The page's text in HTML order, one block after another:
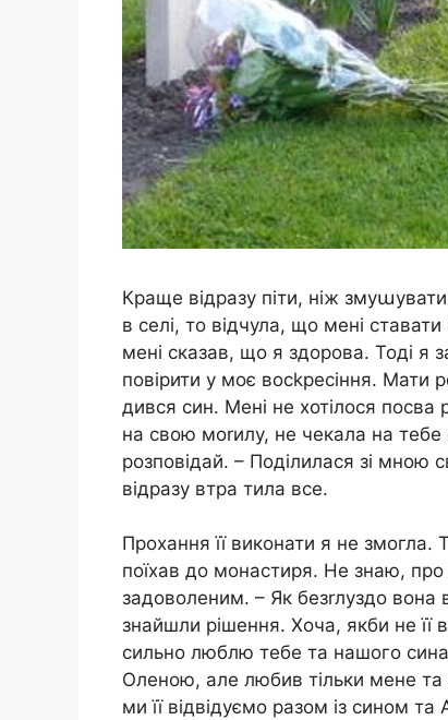
Краще відразу піти, ніж
в селі, то відчула, що мені
мені сказав, що я здорова. Тоді я
повірити у моє восkресіння. Мати
дився син. Мені не хотілося посва
на свою моrилу, не чекала на тебе
розповідай. – Поділилася зі мною
відразу втра тила все.
Прохання її виконати я не змогла.
поїхав до монастиря. Не знаю,
задоволеним. – Як безrлуздо вона
знайшли рішення. Хоча, якби не її
сильно люблю тебе та нашого
Оленою, але любив тільки мене та
ми її відвідуємо разом із сином та